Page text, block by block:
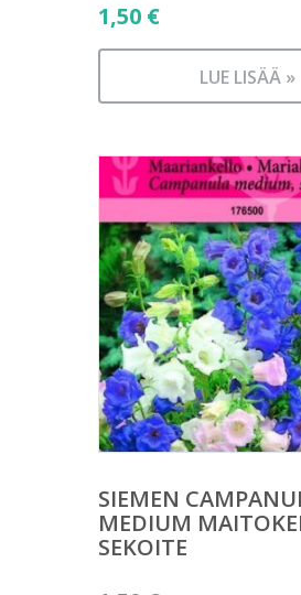
1,50 €
LUE LISÄÄ »
SIEMEN
MEDIUM
SEKOITE